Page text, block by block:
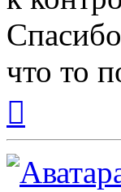
что то
началу